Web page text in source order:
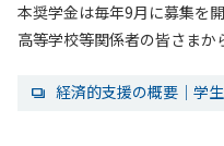
本奨学金は毎年9月に募集を
高等学校等関係者の皆さまか
経済的支援の概要｜学